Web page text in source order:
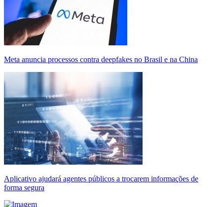
Meta anuncia processos contra deepfakes no Brasil e na China
Aplicativo ajudará agentes públicos a trocarem informações de
forma segura